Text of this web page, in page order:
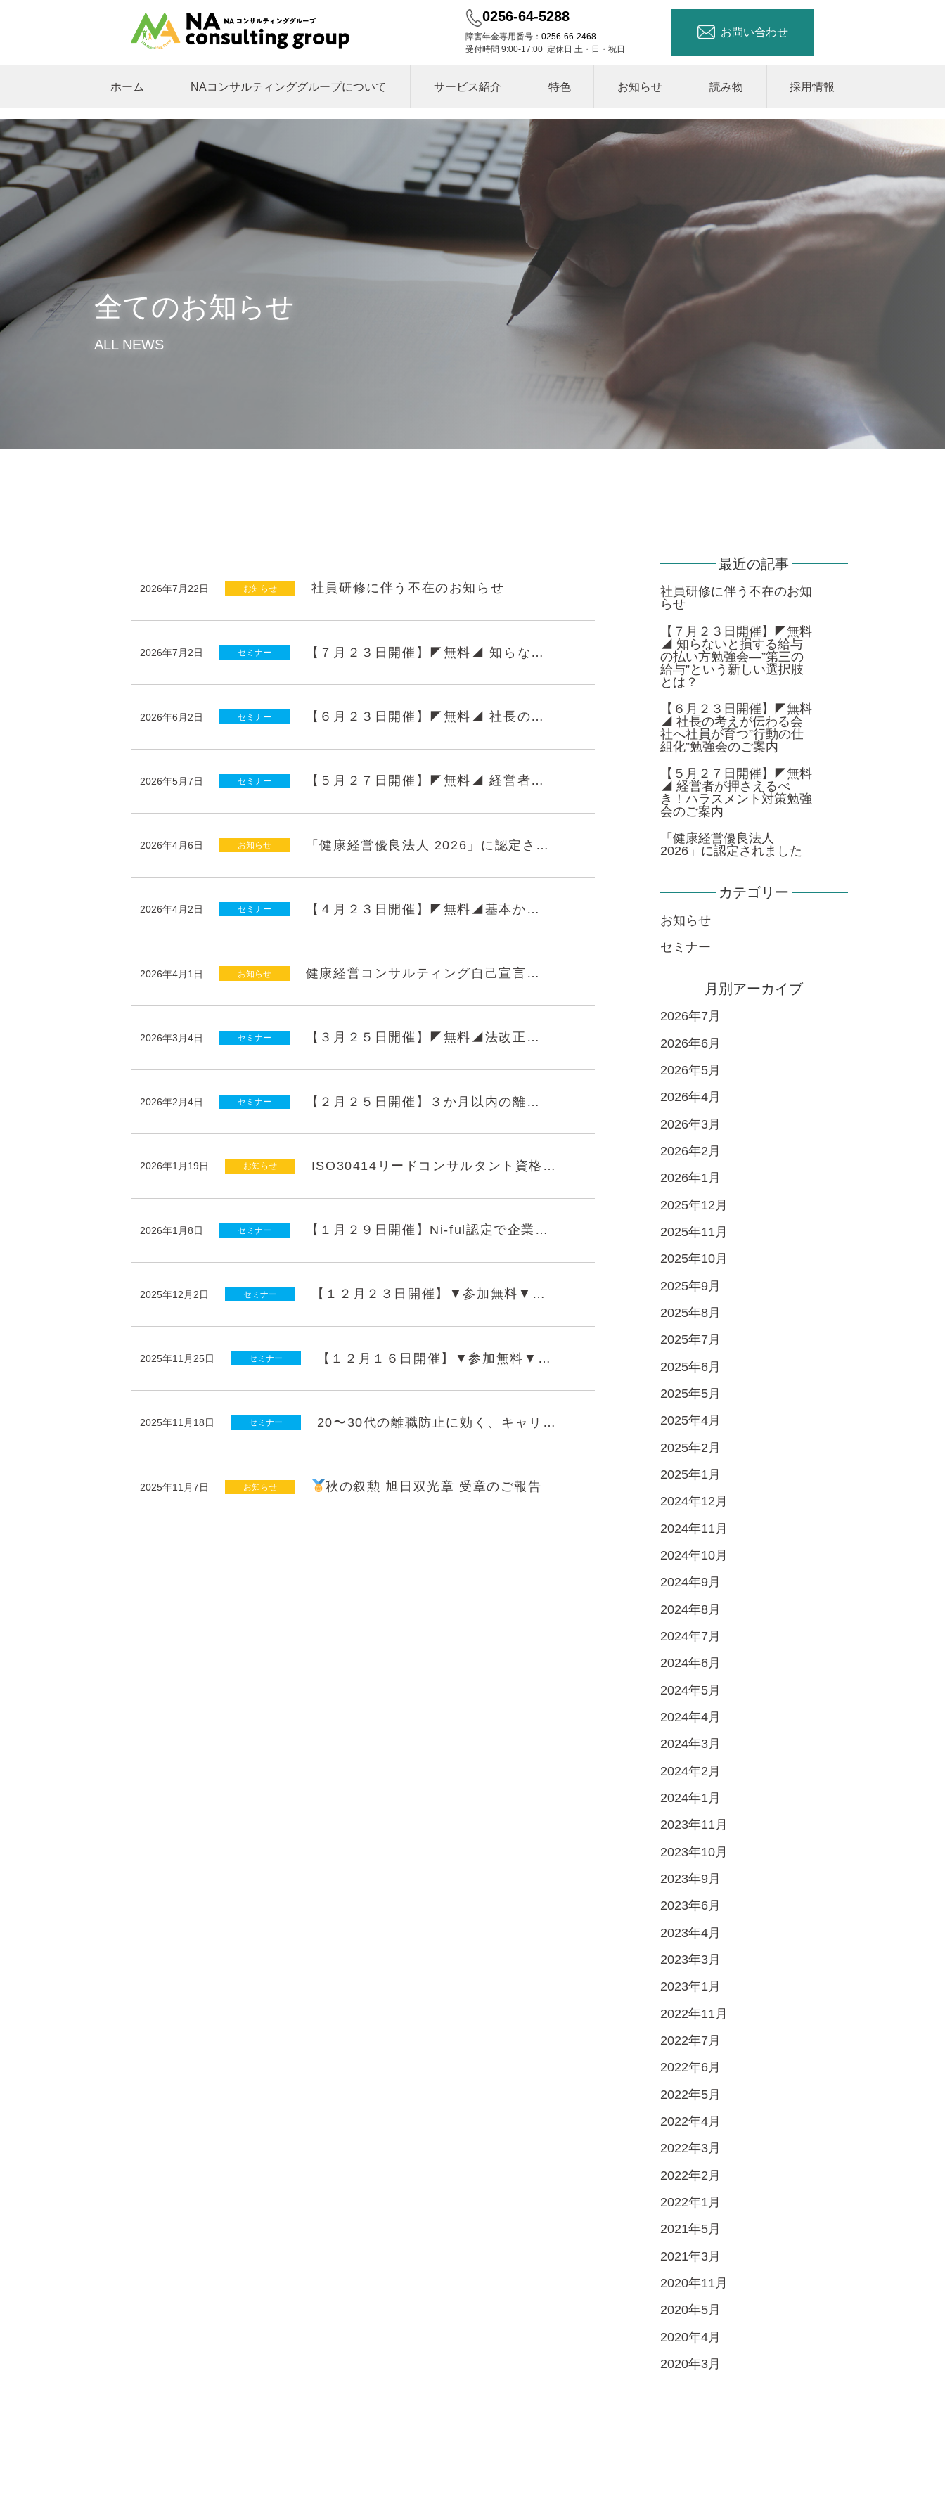
0256-64-5288
障害年金専用番号： 0256-66-2468
受付時間 9:00-17:00 定休日 土・日・祝日
お問い合わせ
ホーム NAコンサルティンググループについて サービス紹介 特色 お知らせ 読み物 採用情報
全てのお知らせ
ALL NEWS
2026年7月22日 お知らせ 社員研修に伴う不在のお知らせ
2026年7月2日 セミナー 【７月２３日開催】◤無料◢ 知らないと損する給与の払い方勉強会―”第三の給与”という新しい選択肢とは？
2026年6月2日 セミナー 【６月２３日開催】◤無料◢ 社長の考えが伝わる会社へ社員が育つ”行動の仕組化”勉強会のご案内
2026年5月7日 セミナー 【５月２７日開催】◤無料◢ 経営者が押さえるべき！ハラスメント対策勉強会のご案内
2026年4月6日 お知らせ 「健康経営優良法人 2026」に認定されました
2026年4月2日 セミナー 【４月２３日開催】◤無料◢基本から最新情報まで学べる！厚労省系助成金活用勉強会ご案内
2026年4月1日 お知らせ 健康経営コンサルティング自己宣言のお知らせ
2026年3月4日 セミナー 【３月２５日開催】◤無料◢法改正勉強会 ～人事労務が“経営リスク”になる時代へ ―労基法40年ぶり大改正で経営者が最初にやるべきこと～
2026年2月4日 セミナー 【２月２５日開催】３か月以内の離職率を50%削減！入社初日から始める定着対策勉強会のご案内 ◤参加無料◢
2026年1月19日 お知らせ ISO30414リードコンサルタント資格を更新しました
2026年1月8日 セミナー 【１月２９日開催】Ni-ful認定で企業価値を高める！支援のプロが語る取得のコツとその先の認定オンライン勉強会のご案内 ◤参加無料◢
2025年12月2日 セミナー 【１２月２３日開催】▼参加無料▼忙しい経営者の方へ｜製造業で使える助成金をわかりやすく30分で解説
2025年11月25日 セミナー 【１２月１６日開催】▼参加無料▼もう社長ひとりで抱え込まない！会社の未来を見える化する方法
2025年11月18日 セミナー 20〜30代の離職防止に効く、キャリア形成セミナーを開催します（11/28）
2025年11月7日 お知らせ 秋の叙勲 旭日双光章 受章のご報告
最近の記事
社員研修に伴う不在のお知
らせ
【７月２３日開催】◤無料
◢ 知らないと損する給与
の払い方勉強会―”第三の
給与”という新しい選択肢
とは？
【６月２３日開催】◤無料
◢ 社長の考えが伝わる会
社へ社員が育つ”行動の仕
組化”勉強会のご案内
【５月２７日開催】◤無料
◢ 経営者が押さえるべ
き！ハラスメント対策勉強
会のご案内
「健康経営優良法人
2026」に認定されました
カテゴリー
お知らせ
セミナー
月別アーカイブ
2026年7月
2026年6月
2026年5月
2026年4月
2026年3月
2026年2月
2026年1月
2025年12月
2025年11月
2025年10月
2025年9月
2025年8月
2025年7月
2025年6月
2025年5月
2025年4月
2025年2月
2025年1月
2024年12月
2024年11月
2024年10月
2024年9月
2024年8月
2024年7月
2024年6月
2024年5月
2024年4月
2024年3月
2024年2月
2024年1月
2023年11月
2023年10月
2023年9月
2023年6月
2023年4月
2023年3月
2023年1月
2022年11月
2022年7月
2022年6月
2022年5月
2022年4月
2022年3月
2022年2月
2022年1月
2021年5月
2021年3月
2020年11月
2020年5月
2020年4月
2020年3月